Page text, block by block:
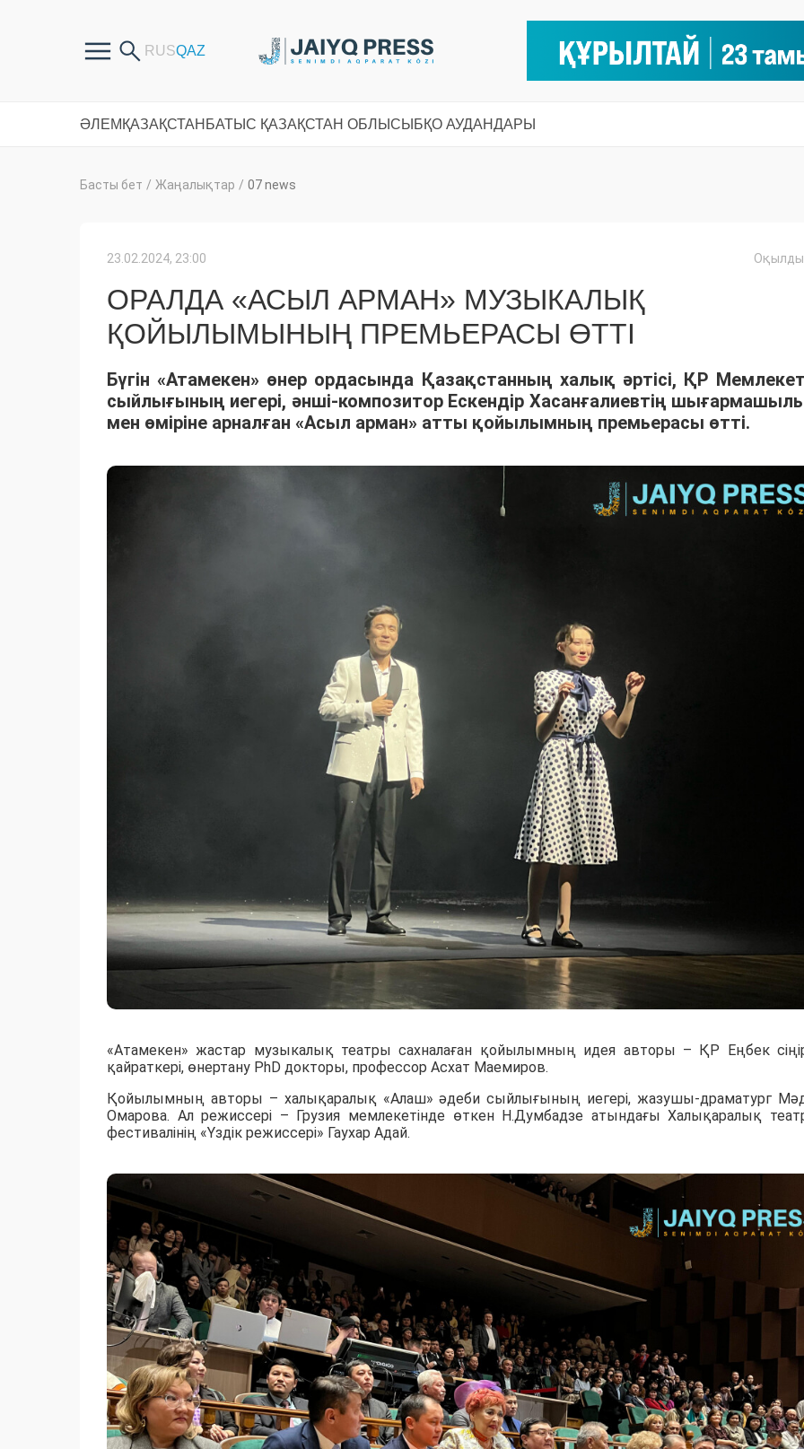
ӘЛЕМ ҚАЗАҚСТАН БАТЫС ҚАЗАҚСТАН ОБЛЫСЫ БҚО АУДАНДАРЫ
Басты бет / Жаңалықтар / 07 news
23.02.2024, 23:00
ОРАЛДА «АСЫЛ АРМАН» МУЗЫКАЛЫҚ
ҚОЙЫЛЫМЫНЫҢ ПРЕМЬЕРАСЫ ӨТТІ
Бүгін «Атамекен» өнер ордасында Қазақстанның халық әртісі, ҚР
сыйлығының иегері, әнші-композитор Ескендір Хасанғалиевтің
мен өміріне арналған «Асыл арман» атты қойылымның премьерасы өтті.
«Атамекен» жастар музыкалық театры сахналаған қойылымның идея авторы – ҚР Еңбек
қайраткері, өнертану PhD докторы, профессор Асхат Маемиров.
Қойылымның авторы – халықаралық «Алаш» әдеби сыйлығының иегері, жазушы-драматург
Омарова. Ал режиссері – Грузия мемлекетінде өткен Н.Думбадзе атындағы Халықаралық
фестивалінің «Үздік режиссері» Гаухар Адай.